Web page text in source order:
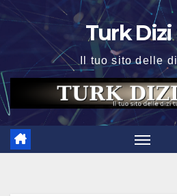
Turk Dizi
Il tuo sito delle